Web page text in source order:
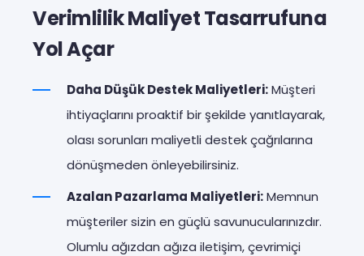
Verimlilik Maliyet Tasarrufuna
Yol Açar
Daha Düşük Destek Maliyetleri:Müşteri
ihtiyaçlarını proaktif bir şekilde yanıtlayarak,
olası sorunları maliyetli destek çağrılarına
dönüşmeden önleyebilirsiniz.
Azalan Pazarlama Maliyetleri:Memnun
müşteriler sizin en güçlü savunucularınızdır.
Olumlu ağızdan ağıza iletişim, çevrimiçi